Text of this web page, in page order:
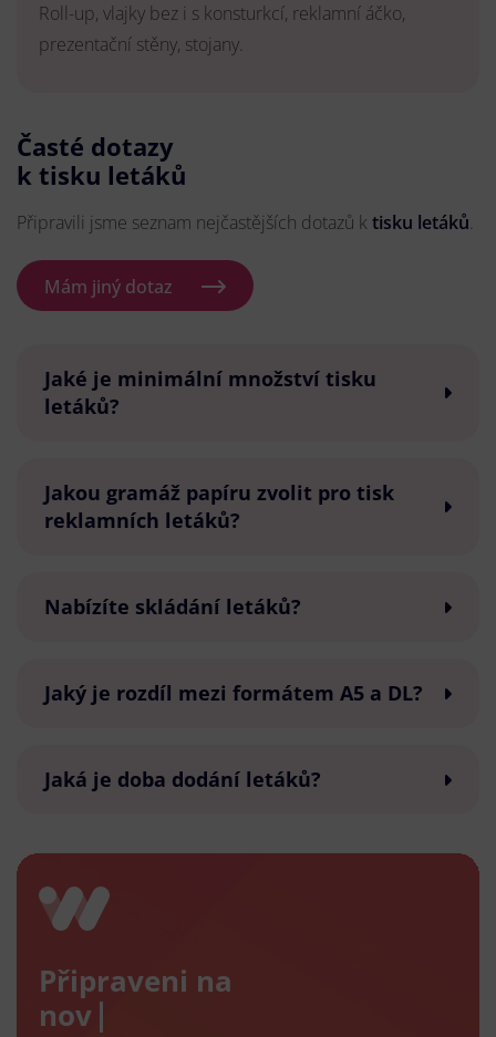
Roll-up, vlajky bez i s konsturkcí, reklamní áčko,
prezentační stěny, stojany.
Časté dotazy
k tisku letáků
Připravili jsme seznam nejčastějších dotazů k tisku letáků.
Mám jiný dotaz
Jaké je minimální množství tisku
letáků?
Jakou gramáž papíru zvolit pro tisk
reklamních letáků?
Nabízíte skládání letáků?
Jaký je rozdíl mezi formátem A5 a DL?
Jaká je doba dodání letáků?
Připraveni na
nový e-sh